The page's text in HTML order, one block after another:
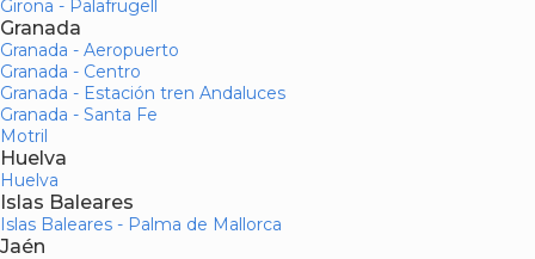
Girona - Palafrugell
Granada
Granada - Aeropuerto
Granada - Centro
Granada - Estación tren Andaluces
Granada - Santa Fe
Motril
Huelva
Huelva
Islas Baleares
Islas Baleares - Palma de Mallorca
Jaén